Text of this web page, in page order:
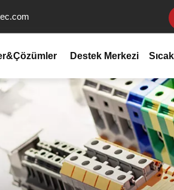
Destek Merkezi